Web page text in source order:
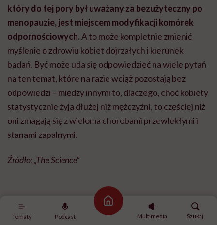
Tematy Podcast
Strona główna
Multimedia
Szukaj
który do tej pory był uważany za bezużyteczny po
menopauzie, jest miejscem modyfikacji komórek
odpornościowych.A to może kompletnie zmienić
myślenie o zdrowiu kobiet dojrzałych i kierunek
badań. Być może uda się odpowiedzieć na wiele pytań
na ten temat, które na razie wciąż pozostają bez
odpowiedzi – między innymi to, dlaczego, choć kobiety
statystycznie żyją dłużej niż mężczyźni, to częściej niż
oni zmagają się z wieloma chorobami przewlekłymi i
stanami zapalnymi.
Źródło: „The Science”